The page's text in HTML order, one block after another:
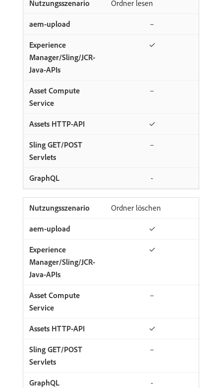
Ordner lesen
–
✓
–
✓
–
-
Ordner löschen
✓
✓
–
✓
–
-